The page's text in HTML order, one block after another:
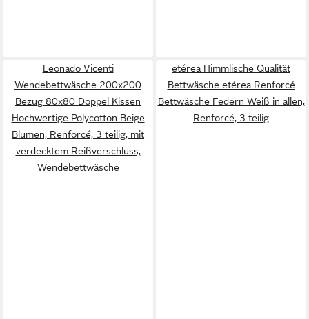
Leonado Vicenti
Wendebettwäsche 200x200
Bezug 80x80 Doppel Kissen
Hochwertige Polycotton Beige
Blumen, Renforcé, 3 teilig, mit
verdecktem Reißverschluss,
Wendebettwäsche
etérea Himmlische Qualität
Bettwäsche etérea Renforcé
Bettwäsche Federn Weiß in allen,
Renforcé, 3 teilig